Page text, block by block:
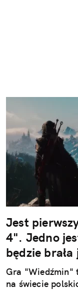
Jest
4". Jedno
będzie brała
Gra "Wiedźmin"
na świecie